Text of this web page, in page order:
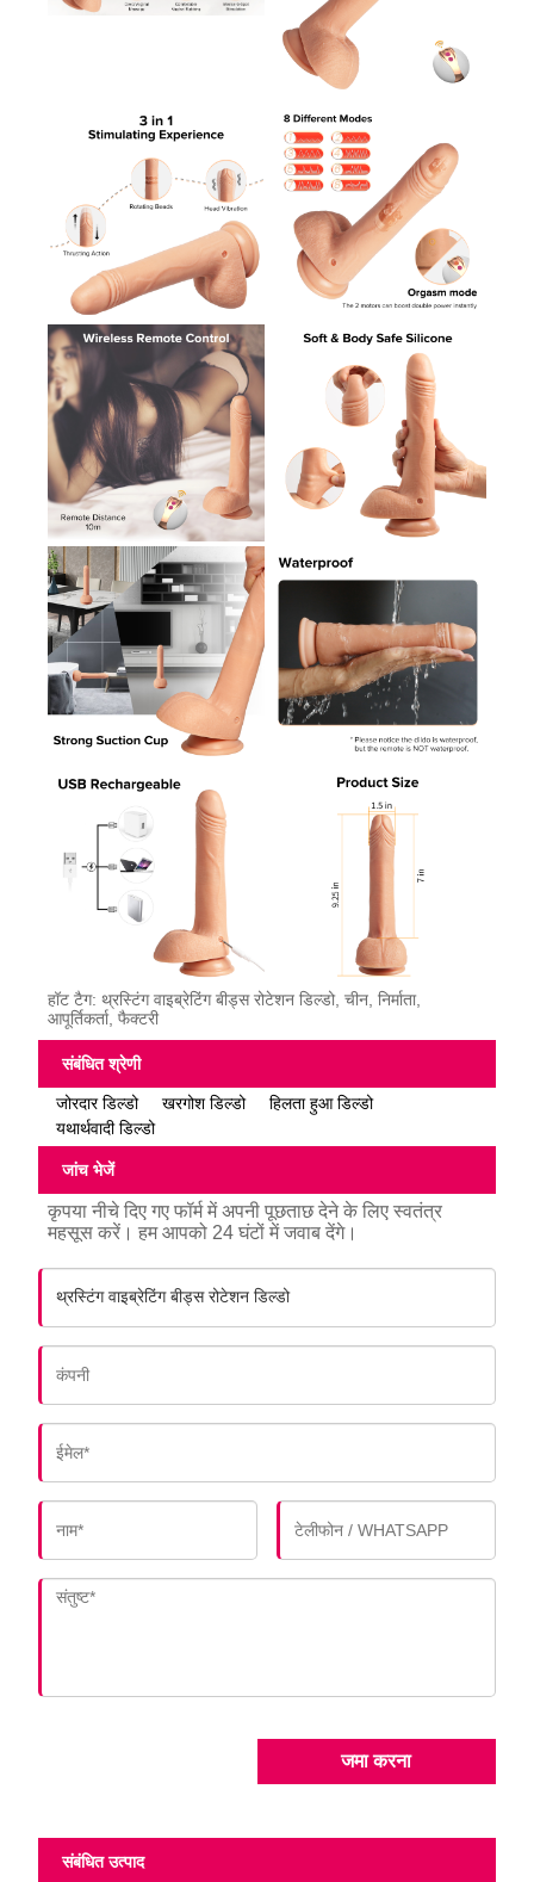
हॉट टैग: थ्रस्टिंग वाइब्रेटिंग बीड्स रोटेशन डिल्डो, चीन, निर्माता,
आपूर्तिकर्ता, फैक्टरी
संबंधित श्रेणी
जोरदार डिल्डो खरगोश डिल्डो
हिलता हुआ डिल्डो
यथार्थवादी डिल्डो
जांच भेजें
कृपया नीचे दिए गए फॉर्म में अपनी पूछताछ देने के लिए स्वतंत्र
महसूस करें। हम आपको 24 घंटों में जवाब देंगे।
जमा करना
संबंधित उत्पाद